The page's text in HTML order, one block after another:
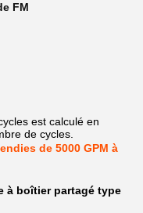
FM
est calculé en
de cycles.
de 5000 GPM à
à boîtier partagé type